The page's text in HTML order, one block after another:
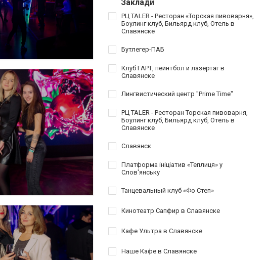
Заклади
РЦ TALER - Ресторан «Торская пивоварня»,
Боулинг клуб, Бильярд клуб, Отель в
Славянске
Бутлегер-ПАБ
Клуб ГАРТ, пейнтбол и лазертаг в
Славянске
Лингвистический центр "Prime Time"
РЦ TALER - Ресторан Торская пивоварня,
Боулинг клуб, Бильярд клуб, Отель в
Славянске
Славянск
Платформа ініціатив «Теплиця» у
Слов'янську
Танцевальный клуб «Фо Степ»
Кинотеатр Сапфир в Славянске
Кафе Ультра в Славянске
Наше Кафе в Славянске